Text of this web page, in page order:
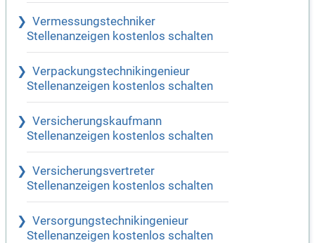
Vermessungstechniker
Stellenanzeigen kostenlos schalten
Verpackungstechnikingenieur
Stellenanzeigen kostenlos schalten
Versicherungskaufmann
Stellenanzeigen kostenlos schalten
Versicherungsvertreter
Stellenanzeigen kostenlos schalten
Versorgungstechnikingenieur
Stellenanzeigen kostenlos schalten